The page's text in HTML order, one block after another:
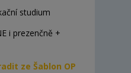
studium
i prezenčně +
ze Šablon OP